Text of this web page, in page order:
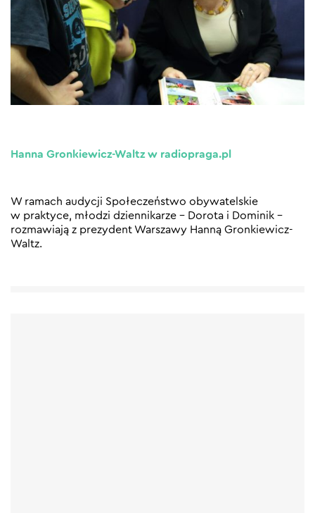
Hanna Gronkiewicz-Waltz w radiopraga.pl
W ramach audycji Społeczeństwo obywatelskie
w praktyce, młodzi dziennikarze – Dorota i Dominik –
rozmawiają z prezydent Warszawy Hanną Gronkiewicz-
Waltz.